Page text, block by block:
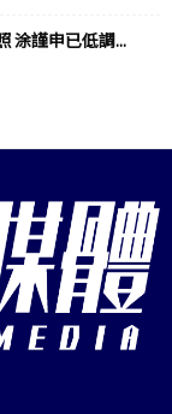
涂謹申已低調...